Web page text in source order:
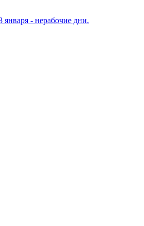
января - нерабочие дни.